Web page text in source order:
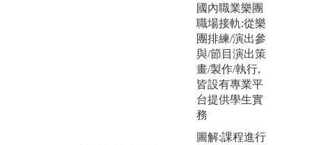
國內職業樂團
職場接軌:從樂
團排練/演出參
與/節目演出策
畫/製作/執行,
皆設有專業平
台提供學生實
務
圖解:課程進行